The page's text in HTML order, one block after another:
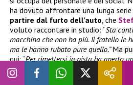
ha dovuto affrontare una lunga
partire dal furto dell’auto, che
voluto raccontare in studio: “Sta
macchina che non ha più. Il fratello le
ma le hanno rubato pure quello.”Ma
qui: “Per rimettersi in pista ha aperto
Covid e il negozio, di cui sta pagando
chiuso.”
Dalila ha inoltre ammesso di